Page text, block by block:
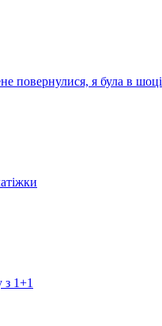
повернулися, я була в шоці
з 1+1